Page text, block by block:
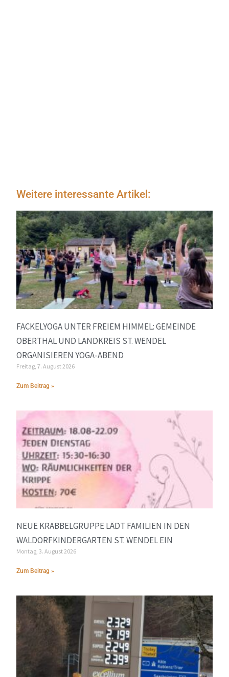
Weitere interessante Artikel:
FACKELYOGA UNTER FREIEM HIMMEL: GEMEINDE
OBERTHAL UND LANDKREIS ST. WENDEL
ORGANISIEREN YOGA-ABEND
Freitag, 7. August 2026
Zum Beitrag »
NEUE KRABBELGRUPPE LÄDT FAMILIEN IN DEN
WALDORFKINDERGARTEN ST. WENDEL EIN
Montag, 3. August 2026
Zum Beitrag »